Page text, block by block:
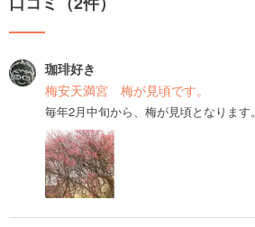
珈琲好き
梅安天満宮 梅が見頃です。
毎年2月中旬から、梅が見頃となります。